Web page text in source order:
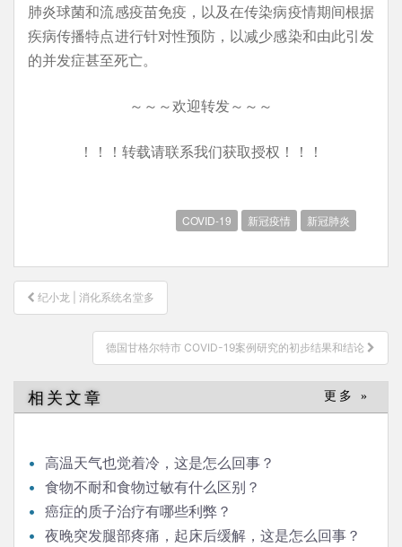
肺炎球菌和流感疫苗免疫，以及在传染病疫情期间根据
疾病传播特点进行针对性预防，以减少感染和由此引发
的并发症甚至死亡。
～～～欢迎转发～～～
！！！转载请联系我们获取授权！！！
COVID-19 新冠疫情 新冠肺炎
文
章
纪小龙 | 消化系统名堂多
德国甘格尔特市 COVID-19案例研究的初步结果和结论
相关文章 更多 »
高温天气也觉着冷，这是怎么回事？
食物不耐和食物过敏有什么区别？
癌症的质子治疗有哪些利弊？
夜晚突发腿部疼痛，起床后缓解，这是怎么回事？